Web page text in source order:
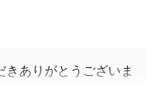
きありがとうございま